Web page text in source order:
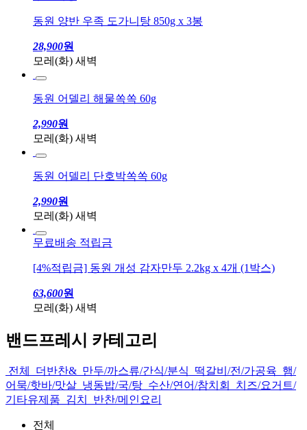
무료배송
동원 양반 우족 도가니탕 850g x 3봉
28,900원
모레(화) 새벽
동원 어델리 해물쏙쏙 60g
2,990원
모레(화) 새벽
동원 어델리 단호박쏙쏙 60g
2,990원
모레(화) 새벽
무료배송 적립금
[4%적립금] 동원 개성 감자만두 2.2kg x 4개 (1박스)
63,600원
전체 더반찬& 만두/까스류/간식/분식 떡갈비/전/가공육 햄/
어묵/핫바/맛살 냉동밥/국/탕 수산/연어/참치회
기타유제품